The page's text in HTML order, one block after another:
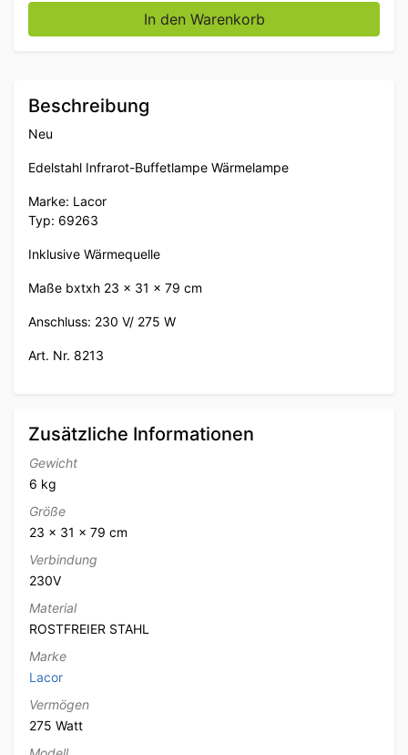
In den Warenkorb
Beschreibung
Neu
Edelstahl Infrarot-Buffetlampe Wärmelampe
Marke: Lacor
Typ: 69263
Inklusive Wärmequelle
Maße bxtxh 23 x 31 x 79 cm
Anschluss: 230 V/ 275 W
Art. Nr. 8213
Zusätzliche Informationen
Gewicht
6 kg
Größe
23 × 31 × 79 cm
Verbindung
230V
Material
ROSTFREIER STAHL
Marke
Lacor
Vermögen
275 Watt